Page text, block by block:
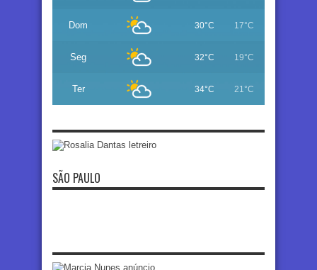
Dom 30°C 17°C
Seg 32°C 19°C
Ter 34°C 21°C
SÃO PAULO